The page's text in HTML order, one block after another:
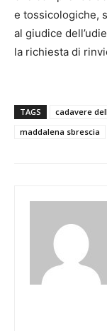
e tossicologiche,
al giudice
la richiesta di
TAGS cadavere
maddalena sbrescia